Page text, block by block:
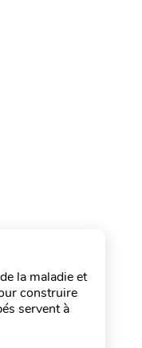
la maladie et
construire
servent à